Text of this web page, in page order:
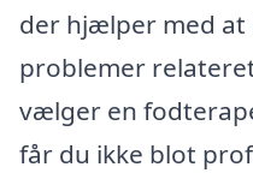
der hjælper med
problemer
vælger en
får du ikke blot